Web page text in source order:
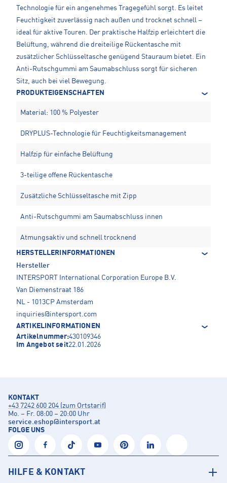
Technologie für ein angenehmes Tragegefühl sorgt. Es leitet
Feuchtigkeit zuverlässig nach außen und trocknet schnell –
ideal für aktive Touren. Der praktische Halfzip erleichtert die
Belüftung, während die dreiteilige Rückentasche mit
zusätzlicher Schlüsseltasche genügend Stauraum bietet. Ein
Anti-Rutschgummi am Saumabschluss sorgt für sicheren
Sitz, auch bei viel Bewegung.
PRODUKTEIGENSCHAFTEN
Material: 100 % Polyester
DRYPLUS-Technologie für Feuchtigkeitsmanagement
Halfzip für einfache Belüftung
3-teilige offene Rückentasche
Zusätzliche Schlüsseltasche mit Zipp
Anti-Rutschgummi am Saumabschluss innen
Atmungsaktiv und schnell trocknend
HERSTELLERINFORMATIONEN
Hersteller
INTERSPORT International Corporation Europe B.V.
Van Diemenstraat 186
NL - 1013CP Amsterdam
inquiries@intersport.com
ARTIKELINFORMATIONEN
Artikelnummer:430109346
Im Angebot seit22.01.2026
KONTAKT
+43 7242 600 204 (zum Ortstarif)
Mo. – Fr. 08:00 – 20:00 Uhr
service.eshop@intersport.at
FOLGE UNS
HILFE & KONTAKT